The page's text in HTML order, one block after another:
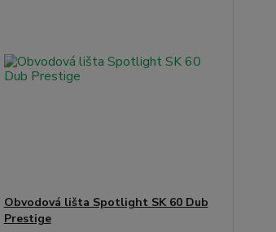
Obvodová lišta Spotlight SK 60 Dub
Prestige